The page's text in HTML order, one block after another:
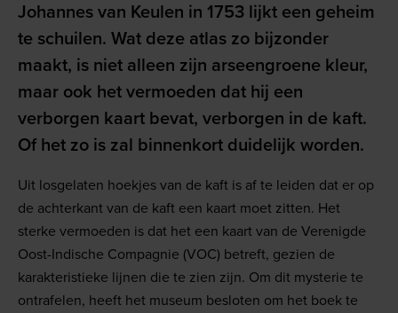
Johannes van Keulen in 1753 lijkt een geheim
te schuilen. Wat deze atlas zo bijzonder
maakt, is niet alleen zijn arseengroene kleur,
maar ook het vermoeden dat hij een
verborgen kaart bevat, verborgen in de kaft.
Of het zo is zal binnenkort duidelijk worden.
Uit losgelaten hoekjes van de kaft is af te leiden dat er op
de achterkant van de kaft een kaart moet zitten. Het
sterke vermoeden is dat het een kaart van de Verenigde
Oost-Indische Compagnie (VOC) betreft, gezien de
karakteristieke lijnen die te zien zijn. Om dit mysterie te
ontrafelen, heeft het museum besloten om het boek te